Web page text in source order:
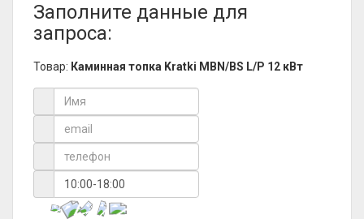
Заполните данные для
запроса:
Товар: Каминная топка Kratki MBN/BS L/P 12 кВт